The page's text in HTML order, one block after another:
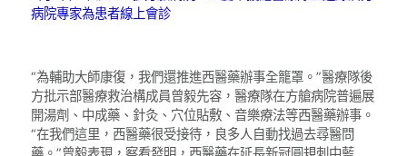
病院專家為患者線上會診
“為輔助大師康復，我們還推進西醫藥辦事全籠罩。”醫療隊後
方批示部醫療救治構成員曾毅先容，醫療隊在方艙病院普遍展
開湯劑、中成藥、針灸、穴位貼敷、音樂療法等西醫藥辦事。
“在我們這里，西醫藥很受接待，良多人自動找過去尋醫問